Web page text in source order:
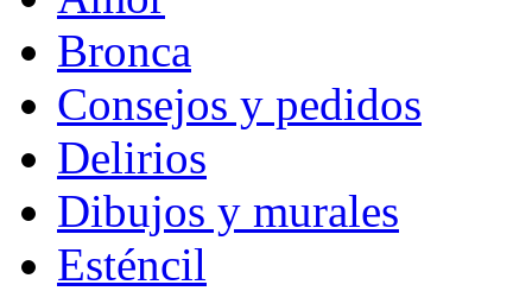
Bronca
Consejos y pedidos
Delirios
Dibujos y murales
Esténcil